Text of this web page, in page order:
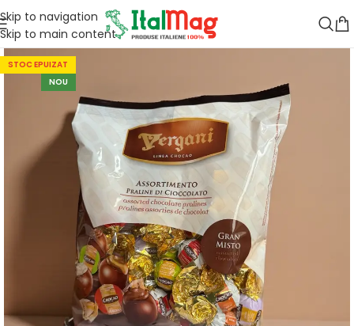
Skip to navigation
Skip to main content
STOC EPUIZAT
NOU